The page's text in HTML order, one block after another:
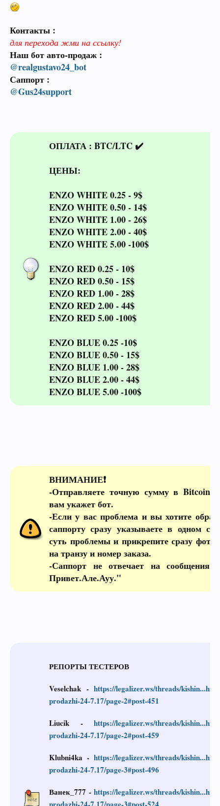
Контакты :
для перехода жми на ссылку!
Наш бот авто-продаж :
@realgustavo24_bot
Саппорт :
@Gus24support
ОПЛАТА : BTC/LTC ✔️
ЦЕНЫ:
ENZO WHITE 0.25 - 9$
ENZO WHITE 0.50 - 14$
ENZO WHITE 1.00 - 26$
ENZO WHITE 2.00 - 40$
ENZO WHITE 5.00 -100$
ENZO RED 0.25 - 10$
ENZO RED 0.50 - 15$
ENZO RED 1.00 - 28$
ENZO RED 2.00 - 44$
ENZO RED 5.00 -100$
ENZO BLUE 0.25 -10$
ENZO BLUE 0.50 - 15$
ENZO BLUE 1.00 - 28$
ENZO BLUE 2.00 - 44$
ENZO BLUE 5.00 -100$
ВНИМАНИЕ❗️
-Отправляете точную сумму в Bitcoin
вам укажет бот.
-Если у вас проблема и вы хотите
саппорту сразу указываете в одном
суть проблемы и прикрепите сразу фото
на транзу и номер заказа.
-Саппорт не отвечает на сообщения
Привет.Але.Ауу."
РЕПОРТЫ ТЕСТЕРОВ
Veselchak - https://legalizer.ws/threads/
prodazhi-24-7.17/page-2#post-451
Liucik - https://legalizer.ws/threads/
prodazhi-24-7.17/page-2#post-459
Klubni4ka - https://legalizer.ws/threads/
prodazhi-24-7.17/page-3#post-496
Ванек_777 - https://legalizer.ws/threads/